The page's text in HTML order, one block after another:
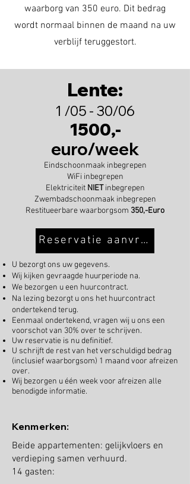
waarborg van 350 euro. Dit bedrag
wordt normaal binnen de maand na uw
verblijf teruggestort.
Lente:
1 /05 - 30/06
1500,-
euro/week
Eindschoonmaak inbegrepen
WiFi inbegrepen
Elektriciteit NIETinbegrepen
Zwembadschoonmaak inbegrepen
Restitueerbare waarborgsom 350,-Euro
Reservatie aanvragen
U bezorgt ons uw gegevens.
Wij kijken gevraagde huurperiode na.
We bezorgen u een huurcontract.
Na lezing bezorgt u ons het huurcontract
ondertekend terug.
Eenmaal ondertekend, vragen wij u ons een
voorschot van 30% over te schrijven.
Uw reservatie is nu definitief.
U schrijft de rest van het verschuldigd bedrag
(inclusief waarborgsom) 1 maand voor afreizen
over.
Wij bezorgen u één week voor afreizen alle
benodigde informatie.
Kenmerken:
Beide appartementen: gelijkvloers en
verdieping samen verhuurd.
14 gasten: